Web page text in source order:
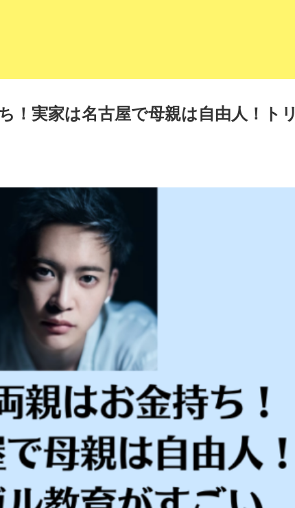
！実家は名古屋で母親は自由人！トリ